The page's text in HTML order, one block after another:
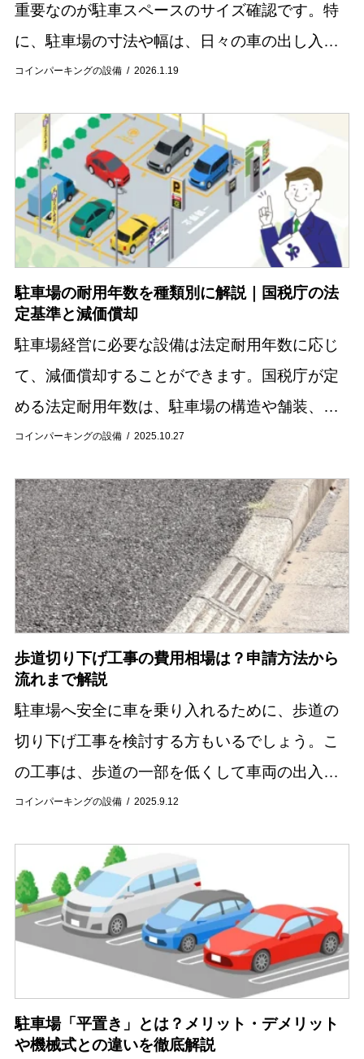
コインパーキングの設備 2026.1.19
重要なのが駐車スペースのサイズ確認です。特
に、駐車場の寸法や幅は、日々の車の出し入れ
のしやすさに直結するため、慎重に選ぶ必要が
を選んでし...
コインパーキングの設備 2025.10.27
駐車場の耐用年数を種類別に解説｜国税庁の法
定基準と減価償却
駐車場経営に必要な設備は法定耐用年数に応じ
て、減価償却することができます。国税庁が定
める法定耐用年数は、駐車場の構造や舗装、設
備の種類によって細かく分類されています。例
は年数が異...
コインパーキングの設備 2025.9.12
歩道切り下げ工事の費用相場は？申請方法から
流れまで解説
駐車場へ安全に車を乗り入れるために、歩道の
切り下げ工事を検討する方もいるでしょう。こ
の工事は、歩道の一部を低くして車両の出入り
をスムーズにするものですが、公共物である歩
す。また、...
駐車場「平置き」とは？メリット・デメリット
や機械式との違いを徹底解説